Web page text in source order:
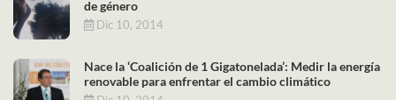
de género
Dic 10, 2014
Nace la ‘Coalición de 1 Gigatonelada’: Medir la energía
renovable para enfrentar el cambio climático